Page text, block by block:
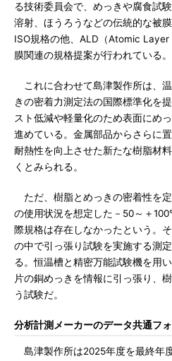
る技術委員会で、めっきや腐食試
溶射、ほうろうなどの伝統的な被
ISO規格の他、ALD（Atomic
膜関連の規格提案が行われている。
これに合わせて島津製作所は、
きの密着力測定法の国際標準化を
スト低減や軽量化のため表面にめ
進めている。金属部品からさらに
耐熱性を向上させた新たな樹脂材
くとみられる。
ただ、樹脂とめっきの密着性を
の使用状況を想定した－50～＋
際規格は存在しなかったという。
の中で引っ張り試験を実施する測
る。恒温槽と精密万能試験機を用
片の銅めっきを情報に引っ張り、
う試験だ。
分析計測メーカーのデータ共通フ
島津製作所は2025年度を最終年